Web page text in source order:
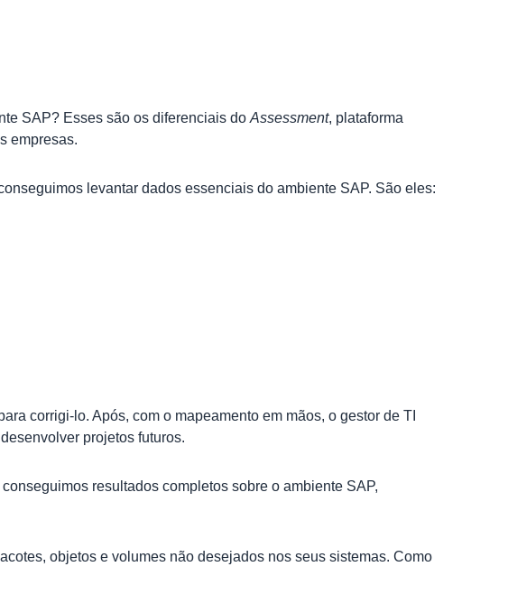
SAP? Esses são os diferenciais do Assessment, plataforma
empresas.
levantar dados essenciais do ambiente SAP. São eles:
corrigi-lo. Após, com o mapeamento em mãos, o gestor de TI
projetos futuros.
resultados completos sobre o ambiente SAP,
objetos e volumes não desejados nos seus sistemas. Como